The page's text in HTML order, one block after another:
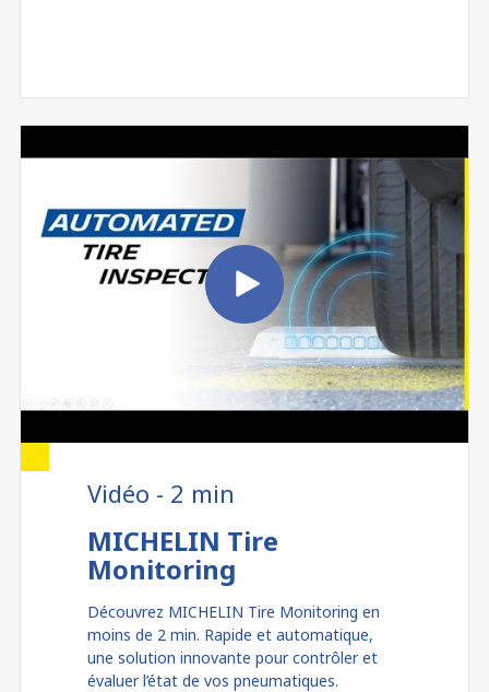
Vidéo - 2 min
MICHELIN Tire
Monitoring
Découvrez MICHELIN Tire Monitoring en
moins de 2 min​. Rapide et automatique,
une solution innovante pour contrôler et
évaluer l’état de vos pneumatiques.​